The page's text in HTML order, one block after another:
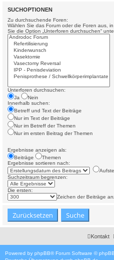
SUCHOPTIONEN
Zu durchsuchende Foren:
Wählen Sie das Forum oder die Foren aus,
Sie die Option „Unterforen durchsuchen“
Unterforen durchsuchen:
Ja
Nein
Innerhalb suchen:
Betreff und Text der Beiträge
Nur im Text der Beiträge
Nur im Betreff der Themen
Nur im ersten Beitrag der Themen
Ergebnisse anzeigen als:
Beiträge
Themen
Ergebnisse sortieren nach:
Suchzeitraum begrenzen:
Die ersten:
Zeichen der Beiträge
Kontakt
Powered by phpBB® Forum Software ©